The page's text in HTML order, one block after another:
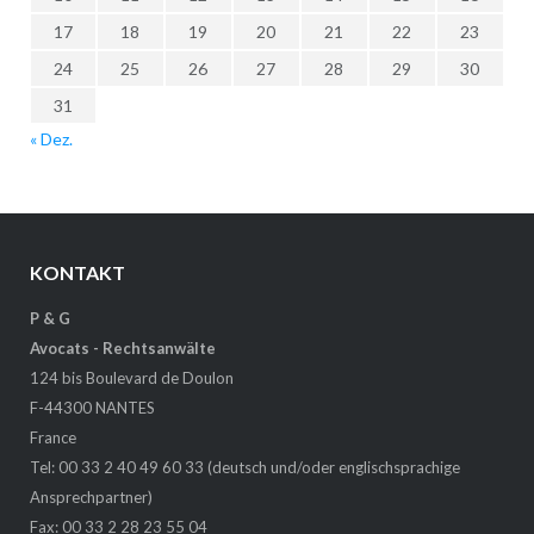
17
18 19 20 21 22
23
24
25 26 27 28 29
30
31
« Dez.
KONTAKT
P & G
Avocats - Rechtsanwälte
124 bis Boulevard de Doulon
F-44300 NANTES
France
Tel: 00 33 2 40 49 60 33 (deutsch und/oder englischsprachige
Ansprechpartner)
Fax: 00 33 2 28 23 55 04